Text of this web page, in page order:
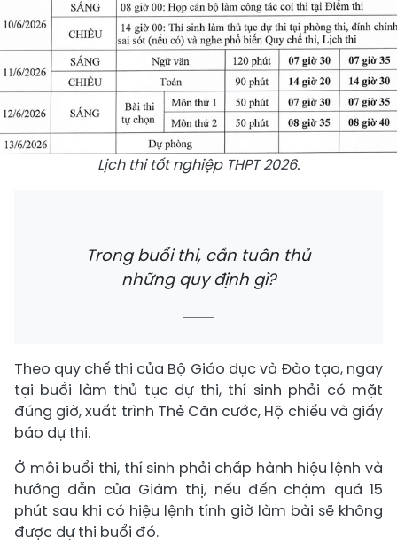
Lịch thi tốt nghiệp THPT 2026.
Trong buổi thi, cần tuân thủ
những quy định gì?
Theo quy chế thi của Bộ Giáo dục và Đào tạo, ngay
tại buổi làm thủ tục dự thi, thí sinh phải có mặt
đúng giờ, xuất trình Thẻ Căn cước, Hộ chiếu và giấy
báo dự thi.
Ở mỗi buổi thi, thí sinh phải chấp hành hiệu lệnh và
hướng dẫn của Giám thị, nếu đến chậm quá 15
phút sau khi có hiệu lệnh tính giờ làm bài sẽ không
được dự thi buổi đó.